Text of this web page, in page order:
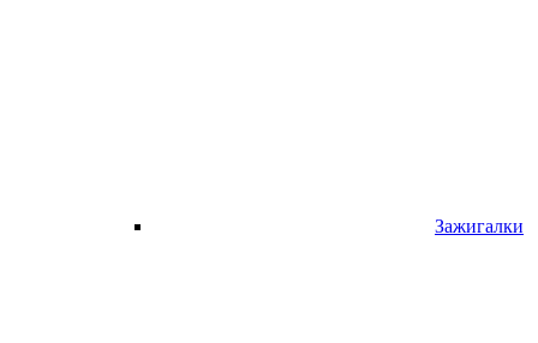
Зажигалки